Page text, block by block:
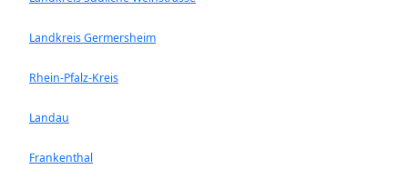
Landkreis Germersheim
Rhein-Pfalz-Kreis
Landau
Frankenthal